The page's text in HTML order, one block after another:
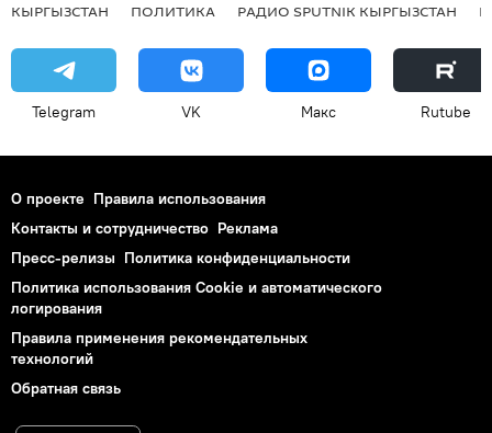
КЫРГЫЗСТАН ПОЛИТИКА РАДИО SPUTNIK КЫРГЫЗСТАН
Telegram VK Макс Rutube
О проекте Правила использования
Контакты и сотрудничество Реклама
Пресс-релизы Политика конфиденциальности
Политика использования Cookie и автоматического
логирования
Правила применения рекомендательных
технологий
Обратная связь